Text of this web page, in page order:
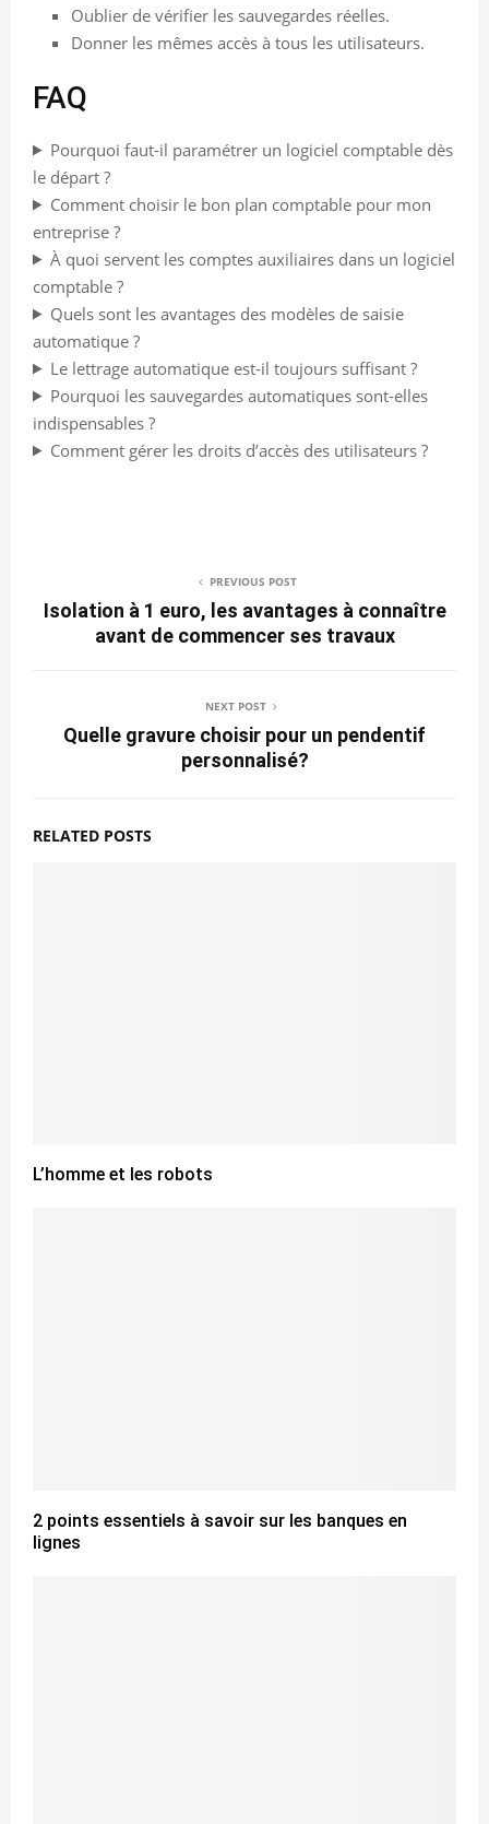
Oublier de vérifier les sauvegardes réelles.
Donner les mêmes accès à tous les utilisateurs.
FAQ
Pourquoi faut-il paramétrer un logiciel comptable dès
le départ ?
Comment choisir le bon plan comptable pour mon
entreprise ?
À quoi servent les comptes auxiliaires dans un logiciel
comptable ?
Quels sont les avantages des modèles de saisie
automatique ?
Le lettrage automatique est-il toujours suffisant ?
Pourquoi les sauvegardes automatiques sont-elles
indispensables ?
Comment gérer les droits d’accès des utilisateurs ?
PREVIOUS POST
Isolation à 1 euro, les avantages à connaître
avant de commencer ses travaux
NEXT POST
Quelle gravure choisir pour un pendentif
personnalisé?
RELATED POSTS
L’homme et les robots
2 points essentiels à savoir sur les banques en
lignes